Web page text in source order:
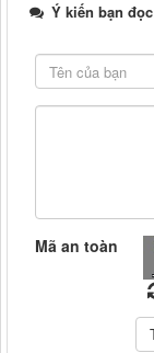
Ý kiến bạn đọc
Mã an toàn